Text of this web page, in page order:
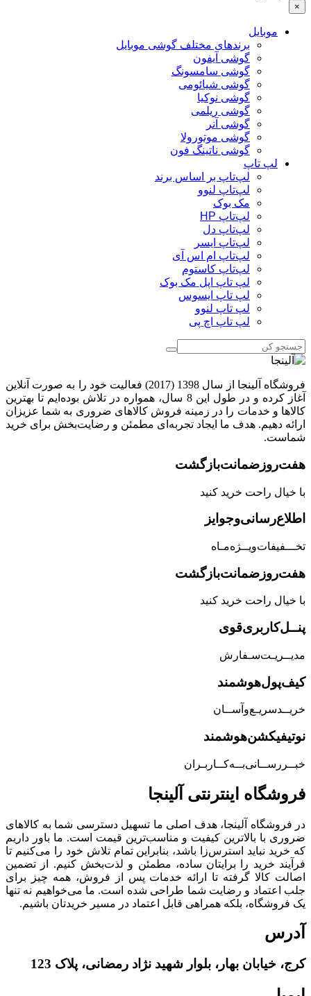
×
موبایل
برندهای مختلف گوشی موبایل
گوشی آیفون
گوشی سامسونگ
گوشی شیائومی
گوشی نوکیا
گوشی ریلمی
گوشی آنر
گوشی موتورولا
گوشی ناتینگ فون
لپ تاپ
لپ‌تاپ بر اساس برند
لپ‌تاپ لنوو
مک بوک
لپ‌تاپ HP
لپ‌تاپ دل
لپ‌تاپ ایسر
لپ‌تاپ ام اس آی
لپ‌تاپ کاستوم
لپ تاپ اپل مک بوک
لپ تاپ ایسوس
لپ تاپ لنوو
لپ تاپ اچ پی
فروشگاه آلینجا از سال 1398 (2017) فعالیت خود را به صورت آنلاین
آغاز کرده و در طول این 8 سال، همواره در تلاش بوده‌ایم تا بهترین
کالاها و خدمات را در زمینه فروش کالاهای ضروری به شما عزیزان
ارائه دهیم. هدف ما ایجاد تجربه‌ای مطمئن و رضایت‌بخش برای خرید
شماست.
هفت‌روز‌ضمانت‌بازگشت
با خیال راحت خرید کنید
اطلاع‌رسانی‌و‌جوایز
تخـــفیفات‌ویــژه‌مـاه
هفت‌روز‌ضمانت‌بازگشت
با خیال راحت خرید کنید
پنــل‌کاربری‌قوی
مدیــریـت‌سـفارش
کیف‌پول‌هوشمند
خریــد‌سریـع‌و‌آســان
نوتیفیکشن‌هوشمند
خبــررســانی‌بــه‌کــاربـران
فروشگاه‌ اینترنتی‌ آلینجا
در فروشگاه آلینجا، هدف اصلی ما تسهیل دسترسی شما به کالاهای
ضروری با بالاترین کیفیت و مناسب‌ترین قیمت است. ما باور داریم
که خرید نباید استرس‌زا باشد، بنابراین تمام تلاش خود را می‌کنیم تا
فرآیند خرید را برایتان ساده، مطمئن و لذت‌بخش کنیم. از تضمین
اصالت کالا گرفته تا ارائه خدمات پس از فروش، همه چیز برای
جلب اعتماد و رضایت شما طراحی شده است. ما می‌خواهیم نه تنها
یک فروشگاه، بلکه همراهی قابل اعتماد در مسیر خریدتان باشیم.
آدرس
کرج، خیابان بهار، بلوار شهید نژاد رمضانی، پلاک 123